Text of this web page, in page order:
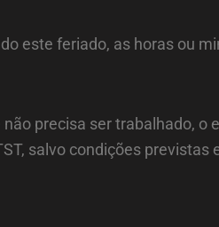
este feriado, as horas ou
precisa ser trabalhado, o
salvo condições